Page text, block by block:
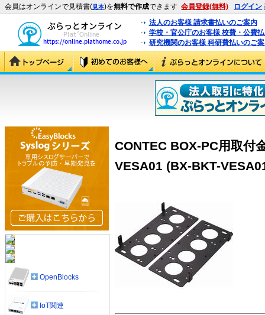
会員はオンラインで見積書(見本)を無料で作成できます 会員登録(無料) ログイン
法人のお客様 請求書払いのご案内
学校・官公庁のお客様 校費・公費
研究機関のお客様 科研費払いのご
CONTEC BOX-PC用取付
VESA01 (BX-BKT-
OpenBlocks
IoT関連